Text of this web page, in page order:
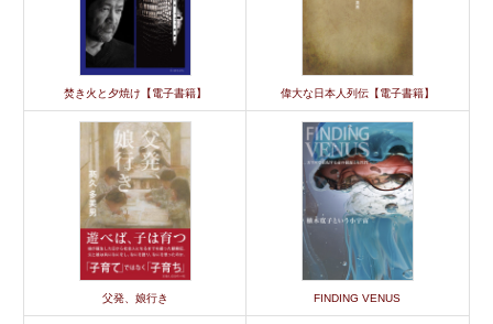
焚き火と夕焼け【電子書籍】 偉大な日本人列伝【電子書籍】
父発、娘行き FINDING VENUS